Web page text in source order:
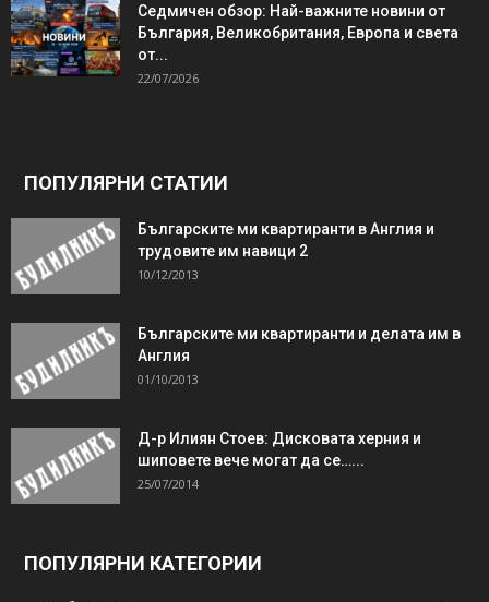
Седмичен обзор: Най-важните новини от
България, Великобритания, Европа и света
от...
22/07/2026
ПОПУЛЯРНИ СТАТИИ
Българските ми квартиранти в Англия и
трудовите им навици 2
10/12/2013
Българските ми квартиранти и делата им в
Англия
01/10/2013
Д-р Илиян Стоев: Дисковата херния и
шиповете вече могат да се…...
25/07/2014
ПОПУЛЯРНИ КАТЕГОРИИ